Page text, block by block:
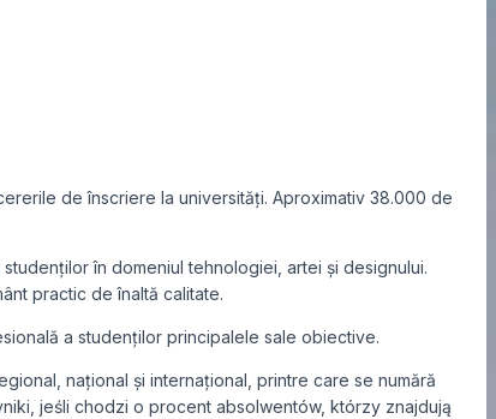
de
de înscriere la universități. Aproximativ 38.000 de
în domeniul tehnologiei, artei și designului.
practic de înaltă calitate.
a studenților principalele sale obiective.
național și internațional, printre care se numără
jeśli chodzi o procent absolwentów, którzy znajdują